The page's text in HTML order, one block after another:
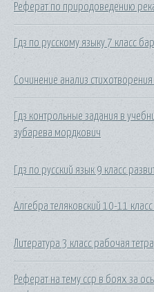
Реферат по природоведению
Гдз по русскому языку 7 класс
Сочинение анализ
Гдз контрольные задания в
зубарева мордкович
Гдз по русский язык 9 класс
Алгебра теляковский 10-11 класс
Литература 3 класс рабочая
Реферат на тему сср в боях за